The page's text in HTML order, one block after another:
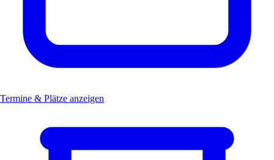
Termine & Plätze anzeigen